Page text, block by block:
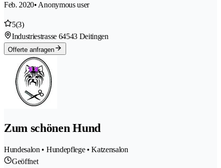
Feb. 2020• Anonymous user
5(3)
Industriestrasse 64543 Deitingen
Offerte anfragen
Zum schönen Hund
Hundesalon • Hundepflege • Katzensalon
Geöffnet